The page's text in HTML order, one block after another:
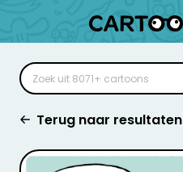
Terug naar resultaten